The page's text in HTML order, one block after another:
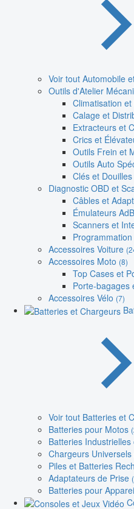
Voir tout Automobile
Outils d'Atelier
Climatisation
Calage et
Extracteurs et
Crics et
Outils Frein et
Outils Auto
Clés et Douilles
Diagnostic OBD et
Câbles et
Émulateurs
Scanners et
Accessoires Voiture
Accessoires Moto (8)
Top Cases et
Porte-bagages
Accessoires Vélo (7)
Voir tout Batteries et
Batteries pour Motos
Batteries Industrielles
Chargeurs Universels
Piles et Batteries
Adaptateurs de Prise
Batteries pour